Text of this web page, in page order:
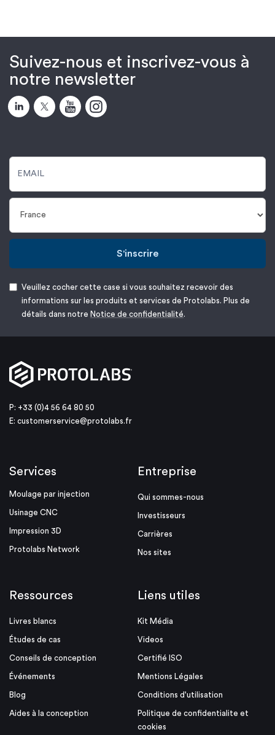
Suivez-nous et inscrivez-vous à
notre newsletter
S'inscrire
Veuillez cocher cette case si vous souhaitez recevoir des
informations sur les produits et services de Protolabs. Plus de
détails dans notre Notice de confidentialité.
P: +33 (0)4 56 64 80 50
E: customerservice@protolabs.fr
Services
Moulage par injection
Usinage CNC
Impression 3D
Protolabs Network
Entreprise
Qui sommes-nous
Investisseurs
Carrières
Nos sites
Ressources
Livres blancs
Études de cas
Conseils de conception
Événements
Blog
Aides à la conception
Liens utiles
Kit Média
Videos
Certifié ISO
Mentions Légales
Conditions d'utilisation
Politique de confidentialite et
cookies